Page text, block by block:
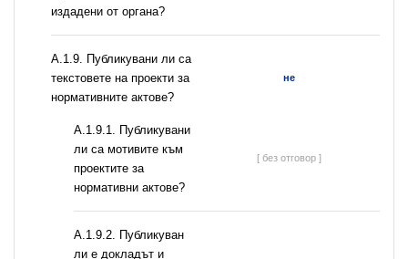
издадени от органа?
А.1.9. Публикувани ли са
текстовете на проекти за
нормативните актове?
не
А.1.9.1. Публикувани
ли са мотивите към
проектите за
нормативни актове?
[ без отговор ]
А.1.9.2. Публикуван
ли е докладът и